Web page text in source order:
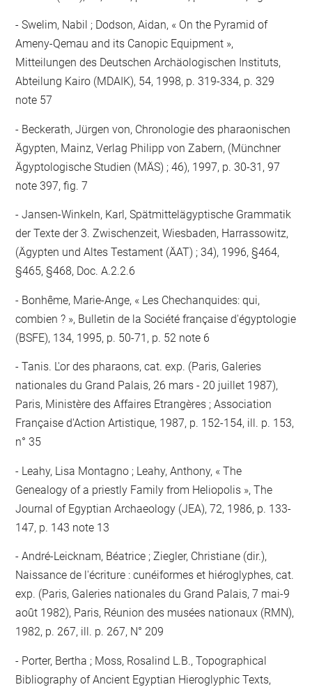
Swelim, Nabil ; Dodson, Aidan, « On the Pyramid of
Ameny-Qemau and its Canopic Equipment »,
Mitteilungen des Deutschen Archäologischen Instituts,
Abteilung Kairo (MDAIK), 54, 1998, p. 319-334, p. 329
note 57
Beckerath, Jürgen von, Chronologie des pharaonischen
Ägypten, Mainz, Verlag Philipp von Zabern, (Münchner
Ägyptologische Studien (MÄS) ; 46), 1997, p. 30-31, 97
note 397, fig. 7
Jansen-Winkeln, Karl, Spätmittelägyptische Grammatik
der Texte der 3. Zwischenzeit, Wiesbaden, Harrassowitz,
(Ägypten und Altes Testament (ÄAT) ; 34), 1996, §464,
§465, §468, Doc. A.2.2.6
Bonhême, Marie-Ange, « Les Chechanquides: qui,
combien ? », Bulletin de la Société française d'égyptologie
(BSFE), 134, 1995, p. 50-71, p. 52 note 6
Tanis. L'or des pharaons, cat. exp. (Paris, Galeries
nationales du Grand Palais, 26 mars - 20 juillet 1987),
Paris, Ministère des Affaires Etrangères ; Association
Française d'Action Artistique, 1987, p. 152-154, ill. p. 153,
n° 35
Leahy, Lisa Montagno ; Leahy, Anthony, « The
Genealogy of a priestly Family from Heliopolis », The
Journal of Egyptian Archaeology (JEA), 72, 1986, p. 133-
147, p. 143 note 13
André-Leicknam, Béatrice ; Ziegler, Christiane (dir.),
Naissance de l'écriture : cunéiformes et hiéroglyphes, cat.
exp. (Paris, Galeries nationales du Grand Palais, 7 mai-9
août 1982), Paris, Réunion des musées nationaux (RMN),
1982, p. 267, ill. p. 267, N° 209
Porter, Bertha ; Moss, Rosalind L.B., Topographical
Bibliography of Ancient Egyptian Hieroglyphic Texts,